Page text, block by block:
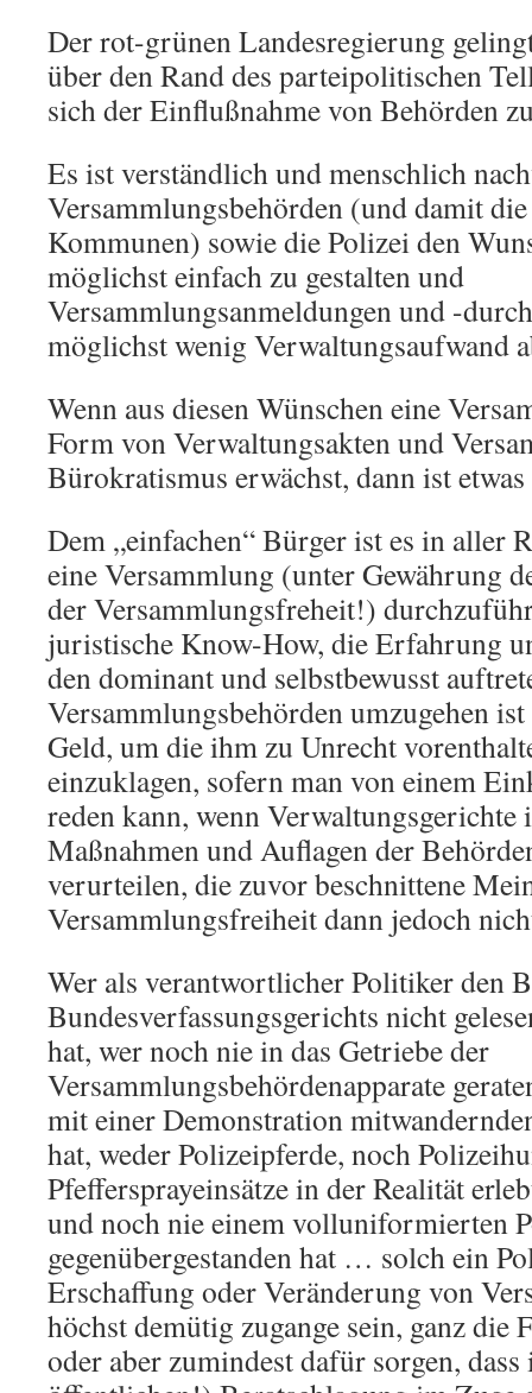
Der rot-grünen Landesregierung
über den Rand des parteipolitischen
sich der Einflußnahme von Behörden
Es ist verständlich und menschlich
Versammlungsbehörden (und damit
Kommunen) sowie die Polizei den
möglichst einfach zu gestalten und
Versammlungsanmeldungen und -
möglichst wenig Verwaltungsaufwand
Wenn aus diesen Wünschen eine
Form von Verwaltungsakten und
Bürokratismus erwächst, dann ist
Dem „einfachen“ Bürger ist es in aller
eine Versammlung (unter Gewährung
der Versammlungsfreheit!)
juristische Know-How, die Erfahrung
den dominant und selbstbewusst
Versammlungsbehörden umzugehen
Geld, um die ihm zu Unrecht
einzuklagen, sofern man von einem
reden kann, wenn Verwaltungsgerichte
Maßnahmen und Auflagen der
verurteilen, die zuvor beschnittene
Versammlungsfreiheit dann jedoch
Wer als verantwortlicher Politiker den
Bundesverfassungsgerichts nicht
hat, wer noch nie in das Getriebe der
Versammlungsbehördenapparate
mit einer Demonstration
hat, weder Polizeipferde, noch
Pfeffersprayeinsätze in der Realität
und noch nie einem volluniformierten
gegenübergestanden hat … solch ein
Erschaffung oder Veränderung von
höchst demütig zugange sein, ganz die
oder aber zumindest dafür sorgen,